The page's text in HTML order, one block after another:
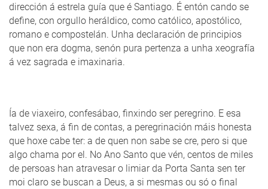
dirección á estrela guía que é Santiago. É entón cando se
define, con orgullo heráldico, como católico, apostólico,
romano e compostelán. Unha declaración de principios
que non era dogma, senón pura pertenza a unha xeografía
á vez sagrada e imaxinaria.
Ía de viaxeiro, confesábao, finxindo ser peregrino. E esa
talvez sexa, á fin de contas, a peregrinación máis honesta
que hoxe cabe ter: a de quen non sabe se cre, pero si que
algo chama por el. No Ano Santo que vén, centos de miles
de persoas han atravesar o limiar da Porta Santa sen ter
moi claro se buscan a Deus, a si mesmas ou só o final